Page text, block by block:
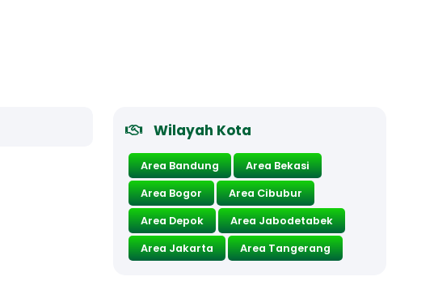
Wilayah Kota
Area Bandung
Area Bekasi
Area Bogor
Area Cibubur
Area Depok
Area Jabodetabek
Area Jakarta
Area Tangerang